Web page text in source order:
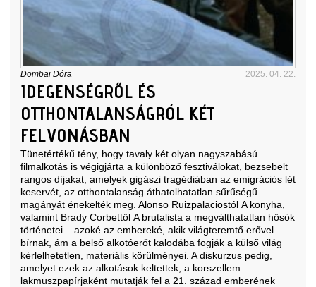
Dombai Dóra 2025. 04. 22.
IDEGENSÉGRŐL ÉS
OTTHONTALANSÁGRÓL KÉT
FELVONÁSBAN
Tünetértékű tény, hogy tavaly két olyan nagyszabású
filmalkotás is végigjárta a különböző fesztiválokat, bezsebelt
rangos díjakat, amelyek gigászi tragédiában az emigrációs lét
keservét, az otthontalanság áthatolhatatlan sűrűségű
magányát énekelték meg. Alonso Ruizpalaciostól A konyha,
valamint Brady Corbettől A brutalista a megválthatatlan hősök
történetei – azoké az embereké, akik világteremtő erővel
bírnak, ám a belső alkotóerőt kalodába fogják a külső világ
kérlelhetetlen, materiális körülményei. A diskurzus pedig,
amelyet ezek az alkotások keltettek, a korszellem
lakmuszpapírjaként mutatják fel a 21. század emberének